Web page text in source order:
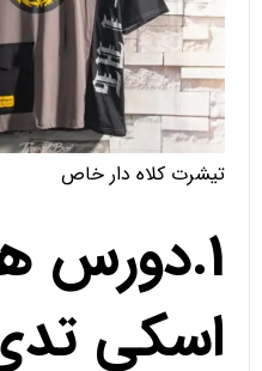
تیشرت کلاه دار خاص
1.دورس
اسکی